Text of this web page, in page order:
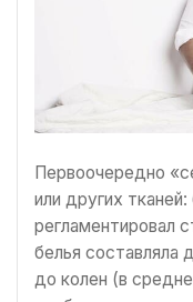
Первоочередно
или других
регламентировал
белья составляла
до колен (в